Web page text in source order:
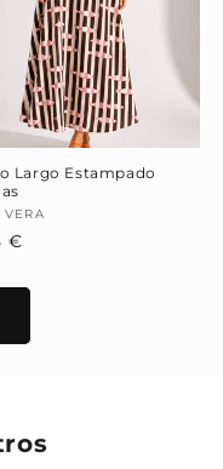
Largo Estampado
VERA
€